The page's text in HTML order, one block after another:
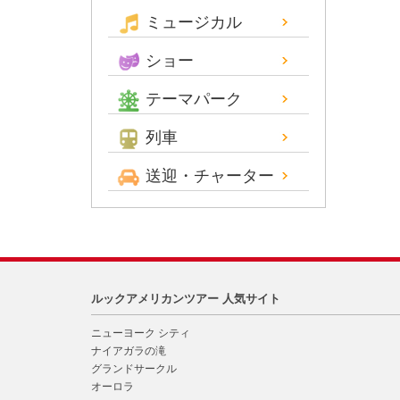
ミュージカル
ショー
テーマパーク
列車
送迎・チャーター
ルックアメリカンツアー 人気サイト
ニューヨーク シティ
ナイアガラの滝
グランドサークル
オーロラ